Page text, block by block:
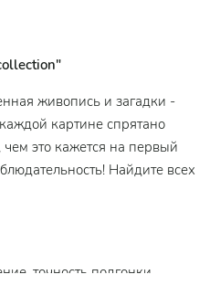
живопись и загадки -
картине спрятано
это кажется на первый
Найдите всех
точность подгонки